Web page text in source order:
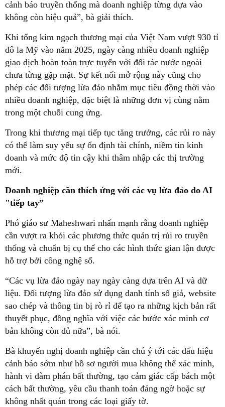
cảnh báo truyền thống mà doanh nghiệp từng dựa vào
không còn hiệu quả”, bà giải thích.
Khi tổng kim ngạch thương mại của Việt Nam vượt 930 tỉ
đô la Mỹ vào năm 2025, ngày càng nhiều doanh nghiệp
giao dịch hoàn toàn trực tuyến với đối tác nước ngoài
chưa từng gặp mặt. Sự kết nối mở rộng này cũng cho
phép các đối tượng lừa đảo nhắm mục tiêu đồng thời vào
nhiều doanh nghiệp, đặc biệt là những đơn vị cùng nằm
trong một chuỗi cung ứng.
Trong khi thương mại tiếp tục tăng trưởng, các rủi ro này
có thể làm suy yếu sự ổn định tài chính, niềm tin kinh
doanh và mức độ tin cậy khi thâm nhập các thị trường
mới.
Doanh nghiệp cần thích ứng với các vụ lừa đảo do AI
"tiếp tay”
Phó giáo sư Maheshwari nhấn mạnh rằng doanh nghiệp
cần vượt ra khỏi các phương thức quản trị rủi ro truyền
thống và chuẩn bị cụ thể cho các hình thức gian lận được
hỗ trợ bởi công nghệ số.
“Các vụ lừa đảo ngày nay ngày càng dựa trên AI và dữ
liệu. Đối tượng lừa đảo sử dụng danh tính số giả, website
sao chép và thông tin bị rò rỉ để tạo ra những kịch bản rất
thuyết phục, đồng nghĩa với việc các bước xác minh cơ
bản không còn đủ nữa”, bà nói.
Bà khuyến nghị doanh nghiệp cần chú ý tới các dấu hiệu
cảnh báo sớm như hồ sơ người mua không thể xác minh,
hành vi đàm phán bất thường, tạo cảm giác cấp bách một
cách bất thường, yêu cầu thanh toán đáng ngờ hoặc sự
không nhất quán trong các loại giấy tờ.